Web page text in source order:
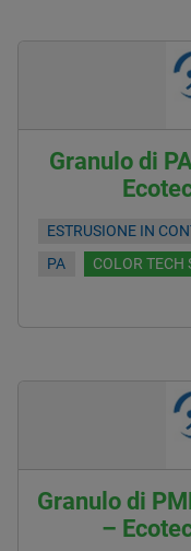
Granulo di
ESTRUSIONE IN
PA
COLOR TECH
Granulo di
–